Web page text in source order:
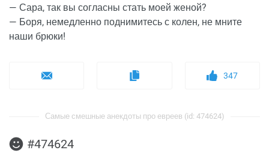
— Сара, так вы согласны стать моей женой?
— Боря, немедленно поднимитесь с колен, не мните
наши брюки!
347
Самые смешные анекдоты про евреев (id: 474624)
#474624